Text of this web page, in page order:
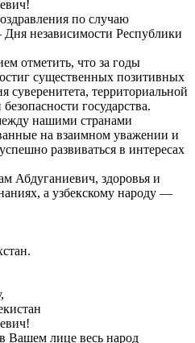
по случаю
независимости Республики
отметить, что за годы
существенных позитивных
суверенитета, территориальной
государства.
нашими странами
на взаимном уважении и
развиваться в интересах
Абдуганиевич, здоровья и
а узбекскому народу —
Вашем лице весь народ